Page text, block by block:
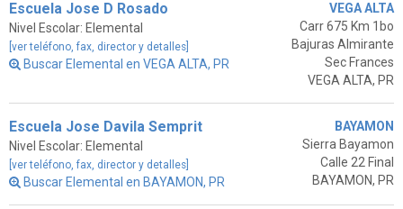
Escuela Jose D Rosado
Nivel Escolar: Elemental
[ver teléfono, fax, director y detalles]
Buscar Elemental en VEGA ALTA, PR
VEGA ALTA
Carr 675 Km 1bo
Bajuras Almirante
Sec Frances
VEGA ALTA, PR
Escuela Jose Davila Semprit
Nivel Escolar: Elemental
[ver teléfono, fax, director y detalles]
Buscar Elemental en BAYAMON, PR
BAYAMON
Sierra Bayamon
Calle 22 Final
BAYAMON, PR